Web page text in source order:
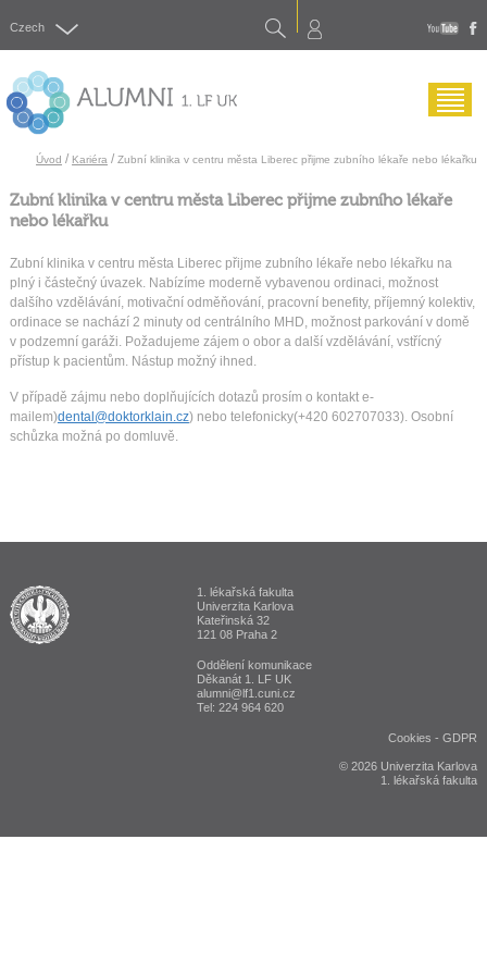
Czech Search
Úvod / Kariéra /Zubní klinika v centru města Liberec přijme zubního lékaře nebo lékařku
Zubní klinika v centru města Liberec přijme zubního lékaře
nebo lékařku
Zubní klinika v centru města Liberec přijme zubního lékaře nebo lékařku na
plný i částečný úvazek. Nabízíme moderně vybavenou ordinaci, možnost
dalšího vzdělávání, motivační odměňování, pracovní benefity, příjemný kolektiv,
ordinace se nachází 2 minuty od centrálního MHD, možnost parkování v domě
v podzemní garáži. Požadujeme zájem o obor a další vzdělávání, vstřícný
přístup k pacientům. Nástup možný ihned.
V případě zájmu nebo doplňujících dotazů prosím o kontakt e-
mailem)dental@doktorklain.cz) nebo telefonicky(+420 602707033). Osobní
schůzka možná po domluvě.
ALUMNI 1. lékařská fakulta Univerzita Karlova v Praze
1. lékařská fakulta
Univerzita Karlova
Kateřinská 32
121 08 Praha 2
Oddělení komunikace
Děkanát 1. LF UK
alumni@lf1.cuni.cz
Tel: 224 964 620
Cookies -GDPR
© 2026 Univerzita Karlova
1. lékařská fakulta